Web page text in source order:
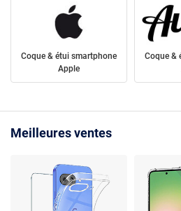
Coque & étui smartphone
Apple
Coque &
Meilleures ventes